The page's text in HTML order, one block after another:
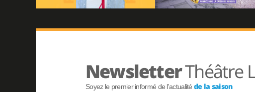
PV - PRESQUE VRAI BÉRENGÈRE KRIEF - SEXE
NewsletterThéâtre
Soyez le premier informé de l'actualité de la saison